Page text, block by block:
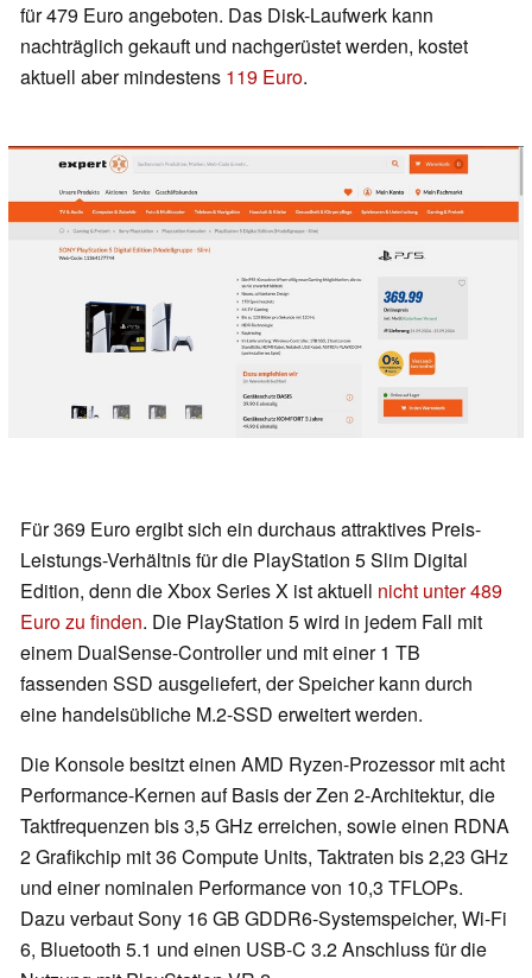
für 479 Euro angeboten. Das Disk-Laufwerk kann
nachträglich gekauft und nachgerüstet werden, kostet
aktuell aber mindestens 119 Euro.
Für 369 Euro ergibt sich ein durchaus attraktives Preis-
Leistungs-Verhältnis für die PlayStation 5 Slim Digital
Edition, denn die Xbox Series X ist aktuell nicht unter 489
Euro zu finden. Die PlayStation 5 wird in jedem Fall mit
einem DualSense-Controller und mit einer 1 TB
fassenden SSD ausgeliefert, der Speicher kann durch
eine handelsübliche M.2-SSD erweitert werden.
Die Konsole besitzt einen AMD Ryzen-Prozessor mit acht
Performance-Kernen auf Basis der Zen 2-Architektur, die
Taktfrequenzen bis 3,5 GHz erreichen, sowie einen RDNA
2 Grafikchip mit 36 Compute Units, Taktraten bis 2,23 GHz
und einer nominalen Performance von 10,3 TFLOPs.
Dazu verbaut Sony 16 GB GDDR6-Systemspeicher, Wi-Fi
6, Bluetooth 5.1 und einen USB-C 3.2 Anschluss für die